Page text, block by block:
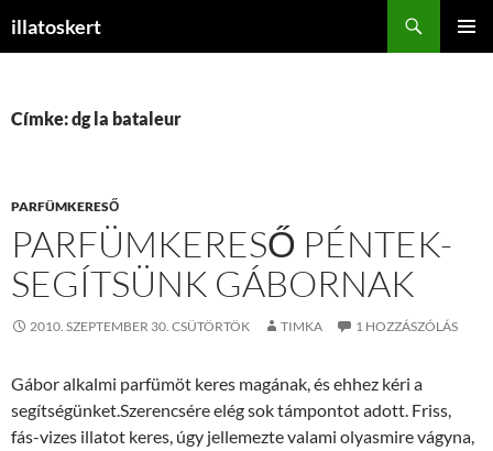
illatoskert
Címke: dg la bataleur
PARFÜMKERESŐ
PARFÜMKERESŐ PÉNTEK-
SEGÍTSÜNK GÁBORNAK
2010. SZEPTEMBER 30. CSÜTÖRTÖK TIMKA 1 HOZZÁSZÓLÁS
Gábor alkalmi parfümöt keres magának, és ehhez kéri a
segítségünket.Szerencsére elég sok támpontot adott. Friss,
fás-vizes illatot keres, úgy jellemezte valami olyasmire vágyna,